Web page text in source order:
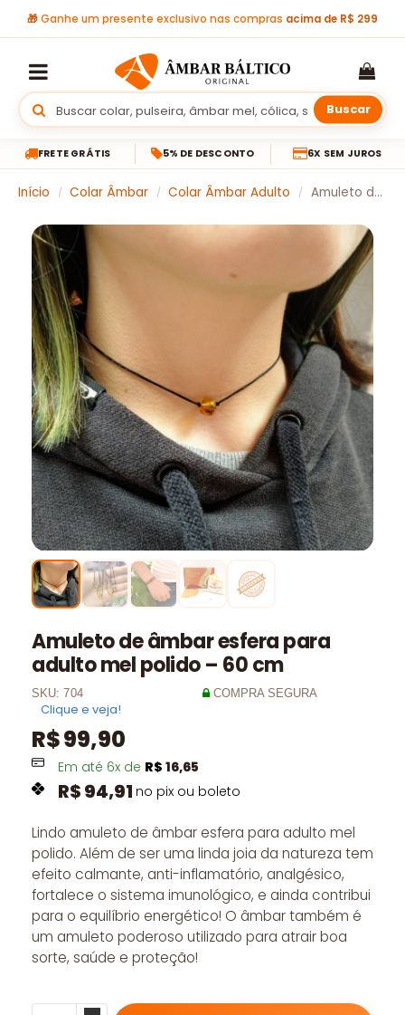
🎁Ganhe um presente exclusivo nas compras acima de R$ 299
Buscar
FRETE GRÁTIS 5% DE DESCONTO 6X SEM JUROS
Início / Colar Âmbar / Colar Âmbar Adulto / Amuleto de âmbar esfera para adulto mel polido – 60 cm
Amuleto de âmbar esfera para
adulto mel polido – 60 cm
SKU: 704 COMPRA SEGURA
Clique e veja!
R$99,90
Em até 6x de R$ 16,65
R$94,91 no pix ou boleto
Lindo amuleto de âmbar esfera para adulto mel
polido. Além de ser uma linda joia da natureza tem
efeito calmante, anti-inflamatório, analgésico,
fortalece o sistema imunológico, e ainda contribui
para o equilíbrio energético! O âmbar também é
um amuleto poderoso utilizado para atrair boa
sorte, saúde e proteção!